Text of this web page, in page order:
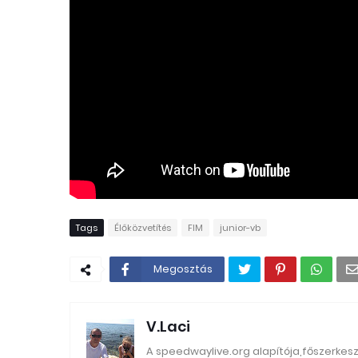
Tags Élőközvetítés FIM junior-vb
Megosztás
V.Laci
A speedwaylive.org